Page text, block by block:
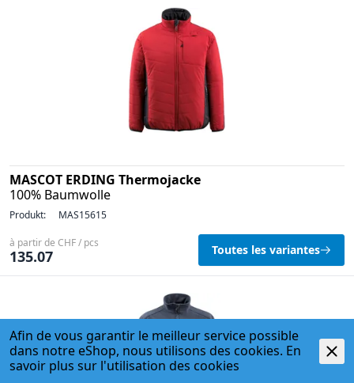
MASCOT ERDING Thermojacke
100% Baumwolle
Produkt: MAS15615
à partir de CHF / pcs
135.07 Toutes les variantes
Afin de vous garantir le meilleur service possible
dans notre eShop, nous utilisons des cookies. En
savoir plus sur l'utilisation des cookies